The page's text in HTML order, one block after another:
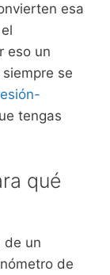
esa
eso un
se
tengas
qué
de un
de